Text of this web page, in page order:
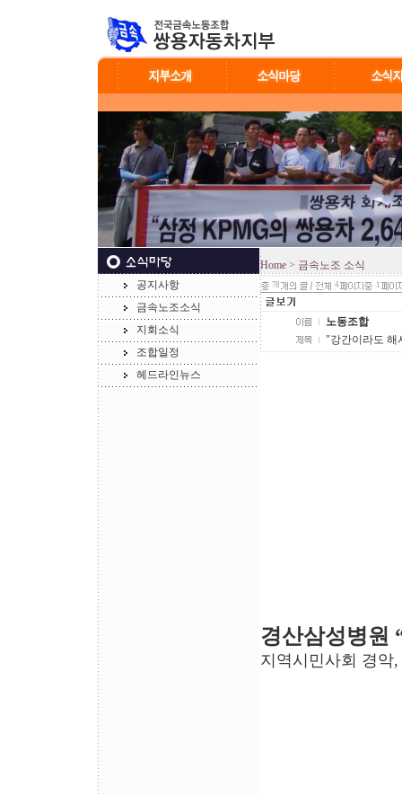
공지사항
금속노조소식
지회소식
조합일정
헤드라인뉴스
Home > 금속노조 소식
78 4 1
노동조합
"강간이라도 해
경산삼성병원
지역시민사회 경악